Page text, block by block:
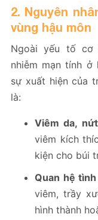
2. Nguyên
vùng hậu môn
Ngoài yếu tố cơ
nhiễm mạn tính ở
sự xuất hiện của
là:
Viêm da,
viêm kích
kiện cho búi
Quan hệ
viêm, trầy
hình thành